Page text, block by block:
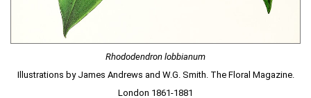
Rhododendron lobbianum
Illustrations by James Andrews and W.G. Smith. The Floral Magazine.
London 1861-1881